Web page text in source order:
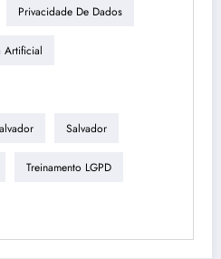
Privacidade De Dados
Artificial
Salvador
Treinamento LGPD